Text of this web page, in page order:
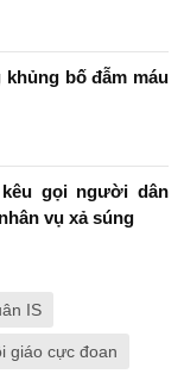
khủng bố đẫm máu
kêu gọi người dân
vụ xả súng
IS
giáo cực đoan